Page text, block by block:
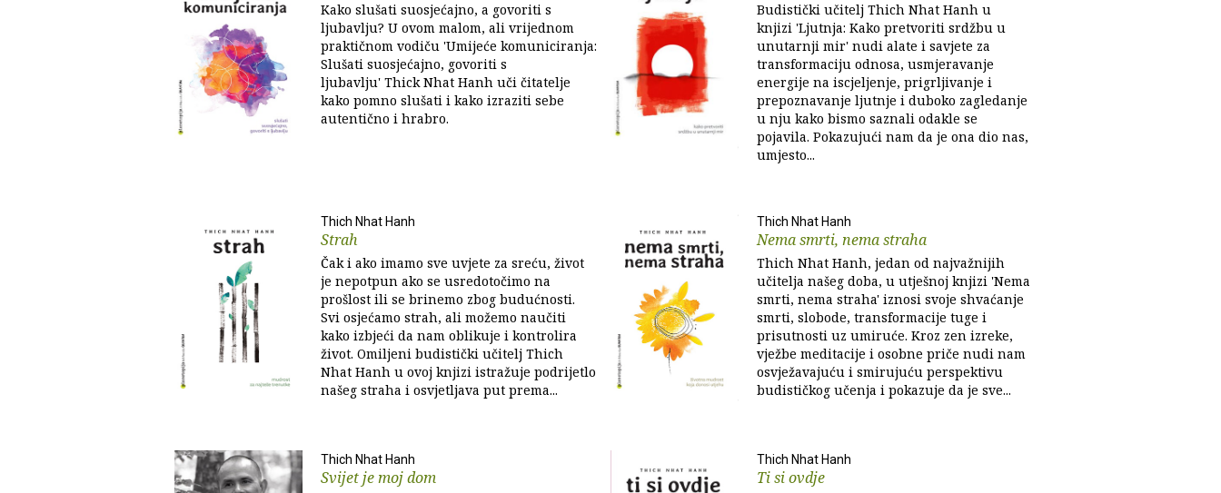
Kako slušati suosjećajno, a govoriti s
ljubavlju? U ovom malom, ali vrijednom
praktičnom vodiču 'Umijeće komuniciranja:
Slušati suosjećajno, govoriti s
ljubavlju' Thick Nhat Hanh uči čitatelje
kako pomno slušati i kako izraziti sebe
autentično i hrabro.
Budistički učitelj Thich Nhat Hanh u
knjizi 'Ljutnja: Kako pretvoriti srdžbu u
unutarnji mir' nudi alate i savjete za
transformaciju odnosa, usmjeravanje
energije na iscjeljenje, prigrljivanje i
prepoznavanje ljutnje i duboko zagledanje
u nju kako bismo saznali odakle se
pojavila. Pokazujući nam da je ona dio nas,
umjesto...
Thich Nhat Hanh
Strah
Čak i ako imamo sve uvjete za sreću, život
je nepotpun ako se usredotočimo na
prošlost ili se brinemo zbog budućnosti.
Svi osjećamo strah, ali možemo naučiti
kako izbjeći da nam oblikuje i kontrolira
život. Omiljeni budistički učitelj Thich
Nhat Hanh u ovoj knjizi istražuje podrijetlo
našeg straha i osvjetljava put prema...
Thich Nhat Hanh
Nema smrti, nema straha
Thich Nhat Hanh, jedan od najvažnijih
učitelja našeg doba, u utješnoj knjizi 'Nema
smrti, nema straha' iznosi svoje shvaćanje
smrti, slobode, transformacije tuge i
prisutnosti uz umiruće. Kroz zen izreke,
vježbe meditacije i osobne priče nudi nam
osvježavajuću i smirujuću perspektivu
budističkog učenja i pokazuje da je sve...
Thich Nhat Hanh
Svijet je moj dom
Thich Nhat Hanh
Ti si ovdje